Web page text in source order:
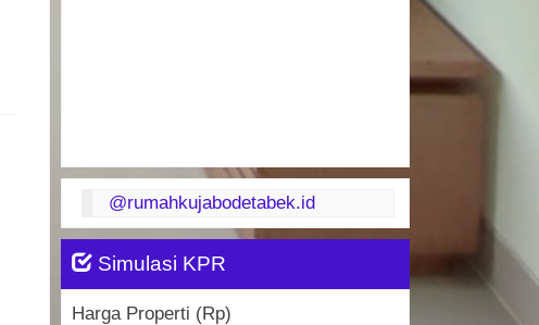
@rumahkujabodetabek.id
Simulasi KPR
Harga Properti (Rp)